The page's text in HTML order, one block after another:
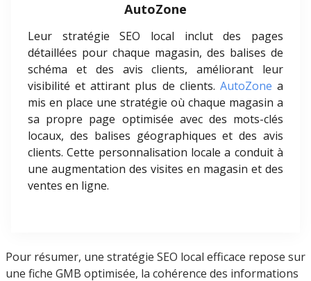
AutoZone
Leur stratégie SEO local inclut des pages
détaillées pour chaque magasin, des balises de
schéma et des avis clients, améliorant leur
visibilité et attirant plus de clients. AutoZone a
mis en place une stratégie où chaque magasin a
sa propre page optimisée avec des mots-clés
locaux, des balises géographiques et des avis
clients. Cette personnalisation locale a conduit à
une augmentation des visites en magasin et des
ventes en ligne.
Pour résumer, une stratégie SEO local efficace repose sur
une fiche GMB optimisée, la cohérence des informations